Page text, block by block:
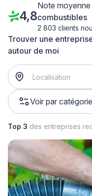
Trouver une
autour de moi
Voir par catégorie
4,8
Note
combustibles
2 803 clients
Top 3 des entreprises